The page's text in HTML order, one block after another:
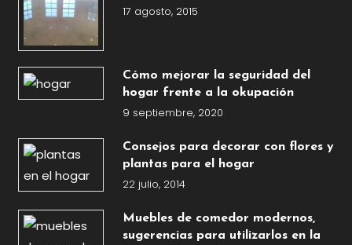
17 agosto, 2015
Cómo mejorar la seguridad del
hogar frente a la okupación
9 septiembre, 2020
Consejos para decorar con flores y
plantas para el hogar
22 julio, 2014
Muebles de comedor modernos,
sugerencias para utilizarlos en la